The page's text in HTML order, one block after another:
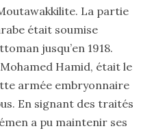
La partie
était soumise
jusqu’en 1918.
Hamid, était le
armée embryonnaire
En signant des traités
a pu maintenir ses